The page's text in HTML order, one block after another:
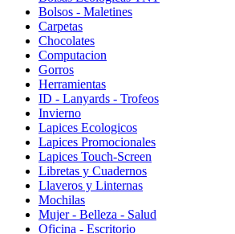
Bolsos - Maletines
Carpetas
Chocolates
Computacion
Gorros
Herramientas
ID - Lanyards - Trofeos
Invierno
Lapices Ecologicos
Lapices Promocionales
Lapices Touch-Screen
Libretas y Cuadernos
Llaveros y Linternas
Mochilas
Mujer - Belleza - Salud
Oficina - Escritorio